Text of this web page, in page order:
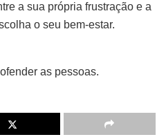
a sua própria frustração e a
o seu bem-estar.
as pessoas.